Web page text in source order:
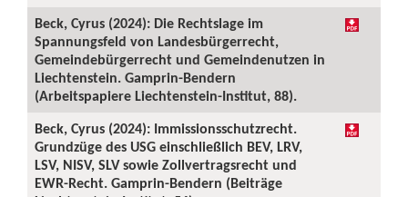
Beck, Cyrus (2024): Die Rechtslage im
Spannungsfeld von Landesbürgerrecht,
Gemeindebürgerrecht und Gemeindenutzen in
Liechtenstein. Gamprin-Bendern
(Arbeitspapiere Liechtenstein-Institut, 88).
Beck, Cyrus (2024): Immissionsschutzrecht.
Grundzüge des USG einschließlich BEV, LRV,
LSV, NISV, SLV sowie Zollvertragsrecht und
EWR-Recht. Gamprin-Bendern (Beiträge